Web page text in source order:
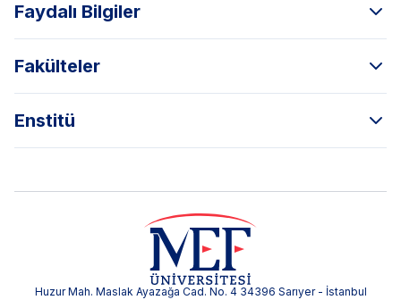
Faydalı Bilgiler
Fakülteler
Enstitü
Huzur Mah. Maslak Ayazağa Cad. No. 4 34396 Sarıyer - İstanbul